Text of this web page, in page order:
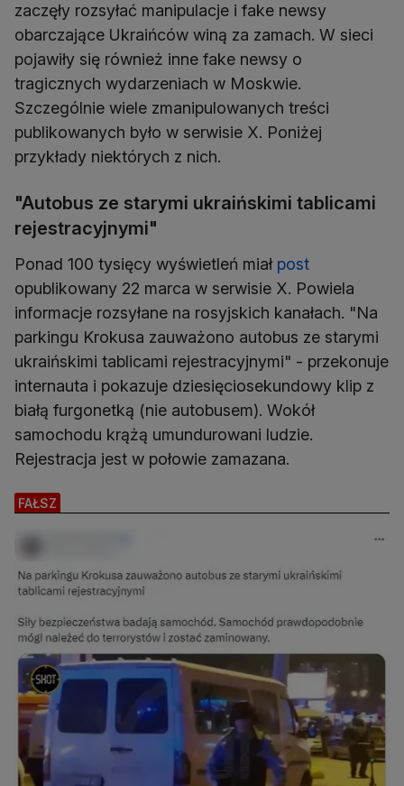
zaczęły rozsyłać manipulacje i fake newsy
obarczające Ukraińców winą za zamach. W sieci
pojawiły się również inne fake newsy o
tragicznych wydarzeniach w Moskwie.
Szczególnie wiele zmanipulowanych treści
publikowanych było w serwisie X. Poniżej
przykłady niektórych z nich.
"Autobus ze starymi ukraińskimi tablicami
rejestracyjnymi"
Ponad 100 tysięcy wyświetleń miał post
opublikowany 22 marca w serwisie X. Powiela
informacje rozsyłane na rosyjskich kanałach. "Na
parkingu Krokusa zauważono autobus ze starymi
ukraińskimi tablicami rejestracyjnymi" - przekonuje
internauta i pokazuje dziesięciosekundowy klip z
białą furgonetką (nie autobusem). Wokół
samochodu krążą umundurowani ludzie.
Rejestracja jest w połowie zamazana.
FAŁSZ